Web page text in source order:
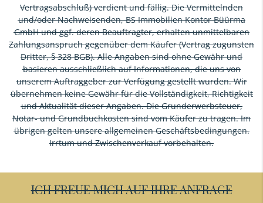
Vertragsabschluß) verdient und fällig. Die Vermittelnden
und/oder Nachweisenden, BS Immobilien Kontor Büürma
GmbH und ggf. deren Beauftragter, erhalten unmittelbaren
Zahlungsanspruch gegenüber dem Käufer (Vertrag zugunsten
Dritter, § 328 BGB). Alle Angaben sind ohne Gewähr und
basieren ausschließlich auf Informationen, die uns von
unserem Auftraggeber zur Verfügung gestellt wurden. Wir
übernehmen keine Gewähr für die Vollständigkeit, Richtigkeit
und Aktualität dieser Angaben. Die Grunderwerbsteuer,
Notar- und Grundbuchkosten sind vom Käufer zu tragen. Im
übrigen gelten unsere allgemeinen Geschäftsbedingungen.
Irrtum und Zwischenverkauf vorbehalten.
ICH FREUE MICH AUF IHRE ANFRAGE